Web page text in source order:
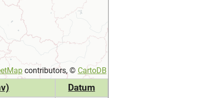
contributors, © CartoDB
Datum